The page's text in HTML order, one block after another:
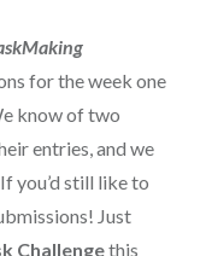
for the week one
know of two
entries, and we
you’d still like to
Just
Challengethis